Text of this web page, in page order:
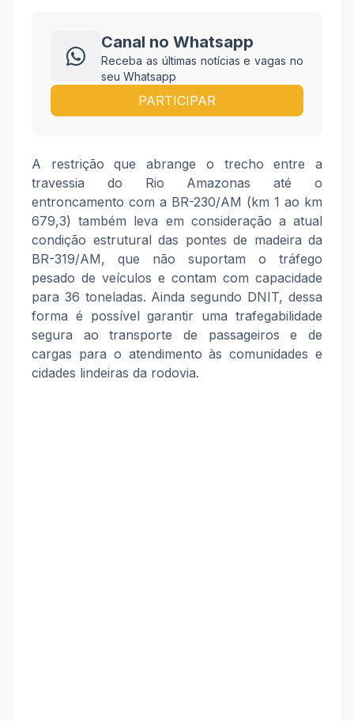
Canal no Whatsapp
Receba as últimas notícias e vagas no
seu Whatsapp
PARTICIPAR
A restrição que abrange o trecho entre a
travessia do Rio Amazonas até o
entroncamento com a BR-230/AM (km 1 ao km
679,3) também leva em consideração a atual
condição estrutural das pontes de madeira da
BR-319/AM, que não suportam o tráfego
pesado de veículos e contam com capacidade
para 36 toneladas. Ainda segundo DNIT, dessa
forma é possível garantir uma trafegabilidade
segura ao transporte de passageiros e de
cargas para o atendimento às comunidades e
cidades lindeiras da rodovia.